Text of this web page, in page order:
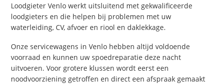
Loodgieter Venlo werkt uitsluitend met gekwalificeerde
loodgieters en die helpen bij problemen met uw
waterleiding, CV, afvoer en riool en daklekkage.
Onze servicewagens in Venlo hebben altijd voldoende
voorraad en kunnen uw spoedreparatie deze nacht
uitvoeren. Voor grotere klussen wordt eerst een
noodvoorziening getroffen en direct een afspraak gemaakt